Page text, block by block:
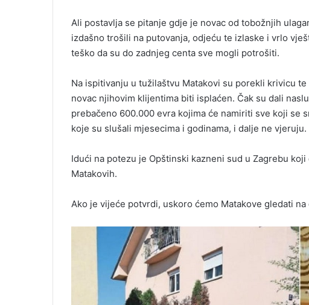
Ali postavlja se pitanje gdje je novac od tobožnjih
izdašno trošili na putovanja, odjeću te izlaske i vrlo
teško da su do zadnjeg centa sve mogli potrošiti.
Na ispitivanju u tužilaštvu Matakovi su porekli krivicu
novac njihovim klijentima biti isplaćen. Čak su dali
prebačeno 600.000 evra kojima će namiriti sve koji se
koje su slušali mjesecima i godinama, i dalje ne vjeruju.
Idući na potezu je Opštinski kazneni sud u Zagrebu
Matakovih.
Ako je vijeće potvrdi, uskoro ćemo Matakove gledati